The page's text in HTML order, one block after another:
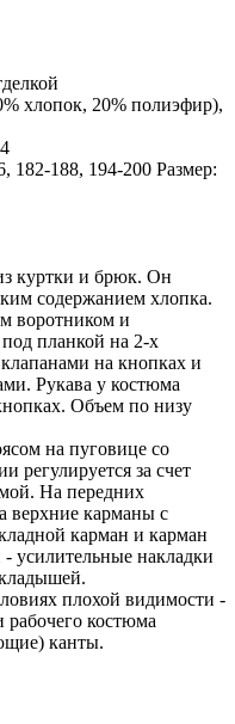
хлопок, 20% полиэфир),
182-188, 194-200 Размер:
куртки и брюк. Он
содержанием хлопка.
воротником и
планкой на 2-х
на кнопках и
Рукава у костюма
Объем по низу
на пуговице со
регулируется за счет
На передних
верхние карманы с
карман и карман
усилительные накладки
плохой видимости -
рабочего костюма
канты.